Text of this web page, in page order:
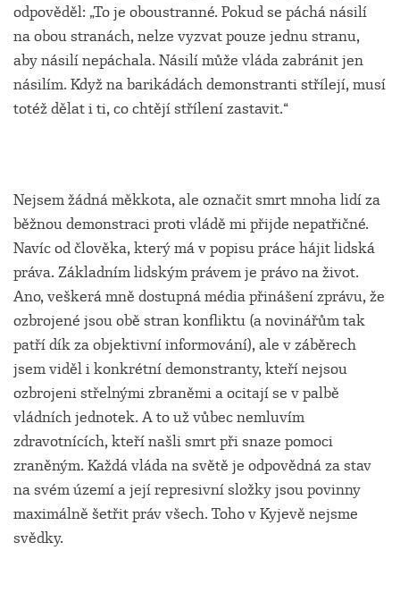
odpověděl: „To je oboustranné. Pokud se páchá násilí
na obou stranách, nelze vyzvat pouze jednu stranu,
aby násilí nepáchala. Násilí může vláda zabránit jen
násilím. Když na barikádách demonstranti střílejí, musí
totéž dělat i ti, co chtějí střílení zastavit.“
Nejsem žádná měkkota, ale označit smrt mnoha lidí za
běžnou demonstraci proti vládě mi přijde nepatřičné.
Navíc od člověka, který má v popisu práce hájit lidská
práva. Základním lidským právem je právo na život.
Ano, veškerá mně dostupná média přinášení zprávu, že
ozbrojené jsou obě stran konfliktu (a novinářům tak
patří dík za objektivní informování), ale v záběrech
jsem viděl i konkrétní demonstranty, kteří nejsou
ozbrojeni střelnými zbraněmi a ocitají se v palbě
vládních jednotek. A to už vůbec nemluvím
zdravotnících, kteří našli smrt při snaze pomoci
zraněným. Každá vláda na světě je odpovědná za stav
na svém území a její represivní složky jsou povinny
maximálně šetřit práv všech. Toho v Kyjevě nejsme
svědky.